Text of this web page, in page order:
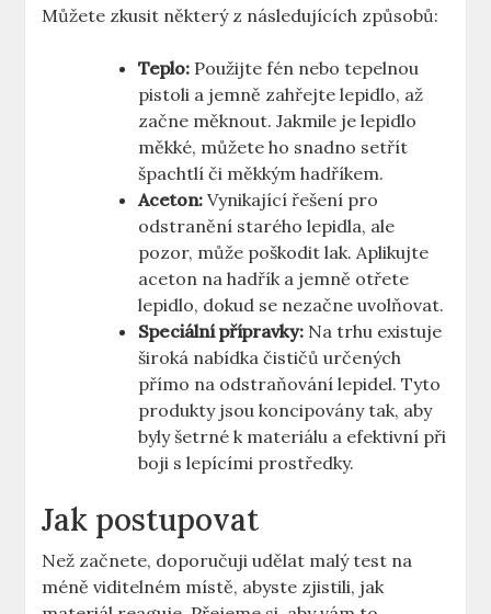
Můžete zkusit některý z následujících způsobů:
Teplo: Použijte⁣ fén nebo‍ tepelnou
pistoli a ‌jemně​ zahřejte lepidlo, až
začne měknout.‍ Jakmile je lepidlo
měkké, můžete ho snadno setřít
špachtlí či⁢ měkkým hadříkem.
Aceton: Vynikající řešení pro
odstranění starého lepidla, ale
pozor, může poškodit lak. Aplikujte
aceton na‌ hadřík a jemně otřete
lepidlo, dokud se nezačne‌ uvolňovat.
Speciální ⁣přípravky: Na trhu existuje
široká nabídka⁣ čističů určených
přímo na​ odstraňování lepidel. ​Tyto
produkty jsou koncipovány tak, ‌aby
byly šetrné k materiálu a efektivní při
boji s lepícími prostředky.
Jak postupovat
Než začnete, doporučuji udělat malý ​test na
⁢méně viditelném místě, abyste zjistili, jak⁤